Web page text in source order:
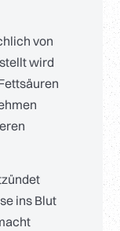
von
wird
ins Blut